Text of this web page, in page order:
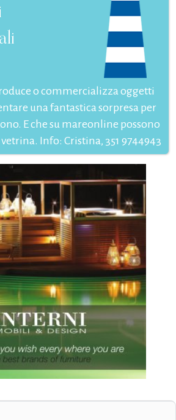
o commercializza oggetti
una fantastica sorpresa per
E che su mareonline possono
Info: Cristina, 351 9744943